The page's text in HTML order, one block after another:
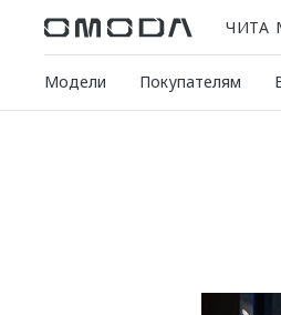
ЧИТА
Модели Покупателям